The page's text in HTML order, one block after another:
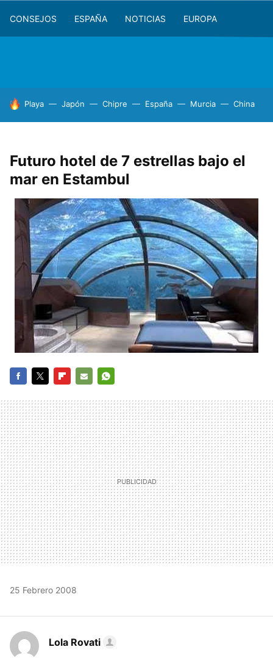
CONSEJOS ESPAÑA NOTICIAS EUROPA
HOY SE HABLA DE
Playa Japón Chipre España Murcia China
Futuro hotel de 7 estrellas bajo el
mar en Estambul
MAIL
25 Febrero 2008
Lola Rovati